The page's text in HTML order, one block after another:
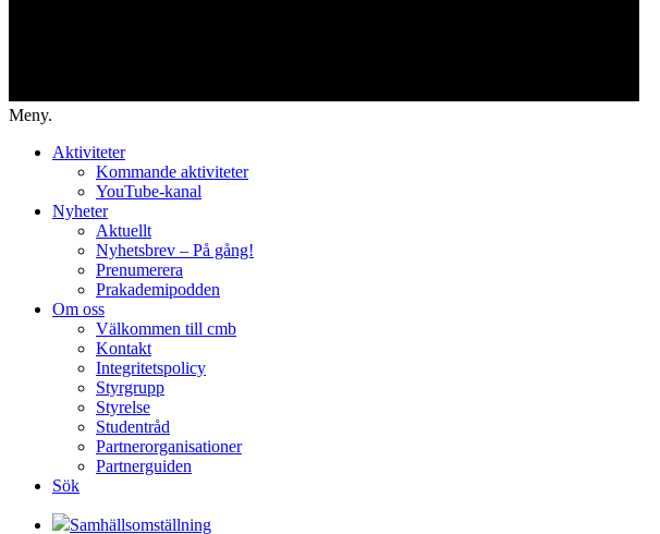
Meny.
Aktiviteter
Kommande aktiviteter
YouTube-kanal
Nyheter
Aktuellt
Nyhetsbrev – På gång!
Prenumerera
Prakademipodden
Om oss
Välkommen till cmb
Kontakt
Integritetspolicy
Styrgrupp
Styrelse
Studentråd
Partnerorganisationer
Partnerguiden
Sök
Samhällsomställning